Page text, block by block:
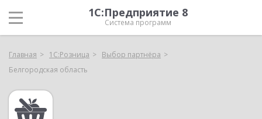
1С:Предприятие 8
Система программ
Главная 1С:Розница
Выбор партнёра
Белгородская область